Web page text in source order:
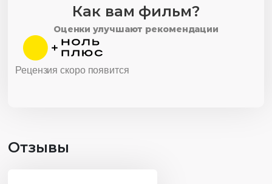
Как вам фильм?
Оценки улучшают рекомендации
Рецензия скоро появится
Отзывы